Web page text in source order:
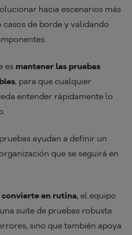
hacia escenarios más
de borde y validando
es mantener las pruebas
, para que cualquier
entender rápidamente lo
ayudan a definir un
que se seguirá en
convierte en rutina, el equipo
suite de pruebas robusta
sino que también apoya